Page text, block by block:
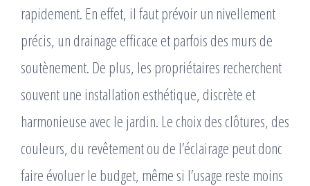
rapidement. En effet, il faut prévoir un nivellement
précis, un drainage efficace et parfois des murs de
soutènement. De plus, les propriétaires recherchent
souvent une installation esthétique, discrète et
harmonieuse avec le jardin. Le choix des clôtures, des
couleurs, du revêtement ou de l’éclairage peut donc
faire évoluer le budget, même si l’usage reste moins